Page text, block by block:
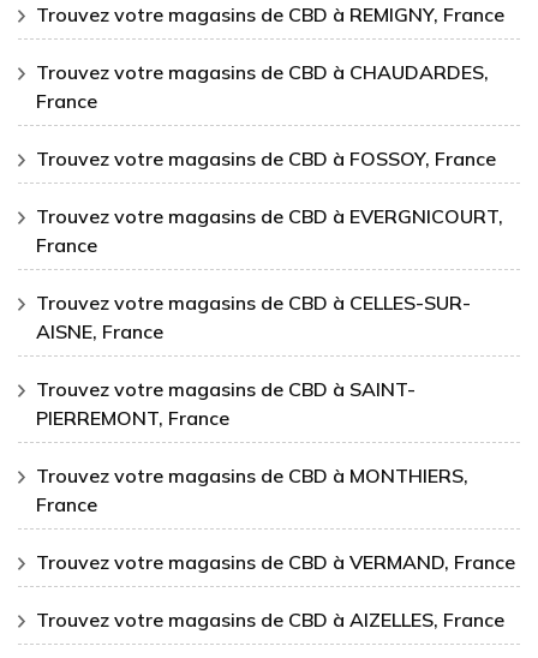
Trouvez votre magasins de CBD à REMIGNY, France
Trouvez votre magasins de CBD à CHAUDARDES,
France
Trouvez votre magasins de CBD à FOSSOY, France
Trouvez votre magasins de CBD à EVERGNICOURT,
France
Trouvez votre magasins de CBD à CELLES-SUR-
AISNE, France
Trouvez votre magasins de CBD à SAINT-
PIERREMONT, France
Trouvez votre magasins de CBD à MONTHIERS,
France
Trouvez votre magasins de CBD à VERMAND, France
Trouvez votre magasins de CBD à AIZELLES, France